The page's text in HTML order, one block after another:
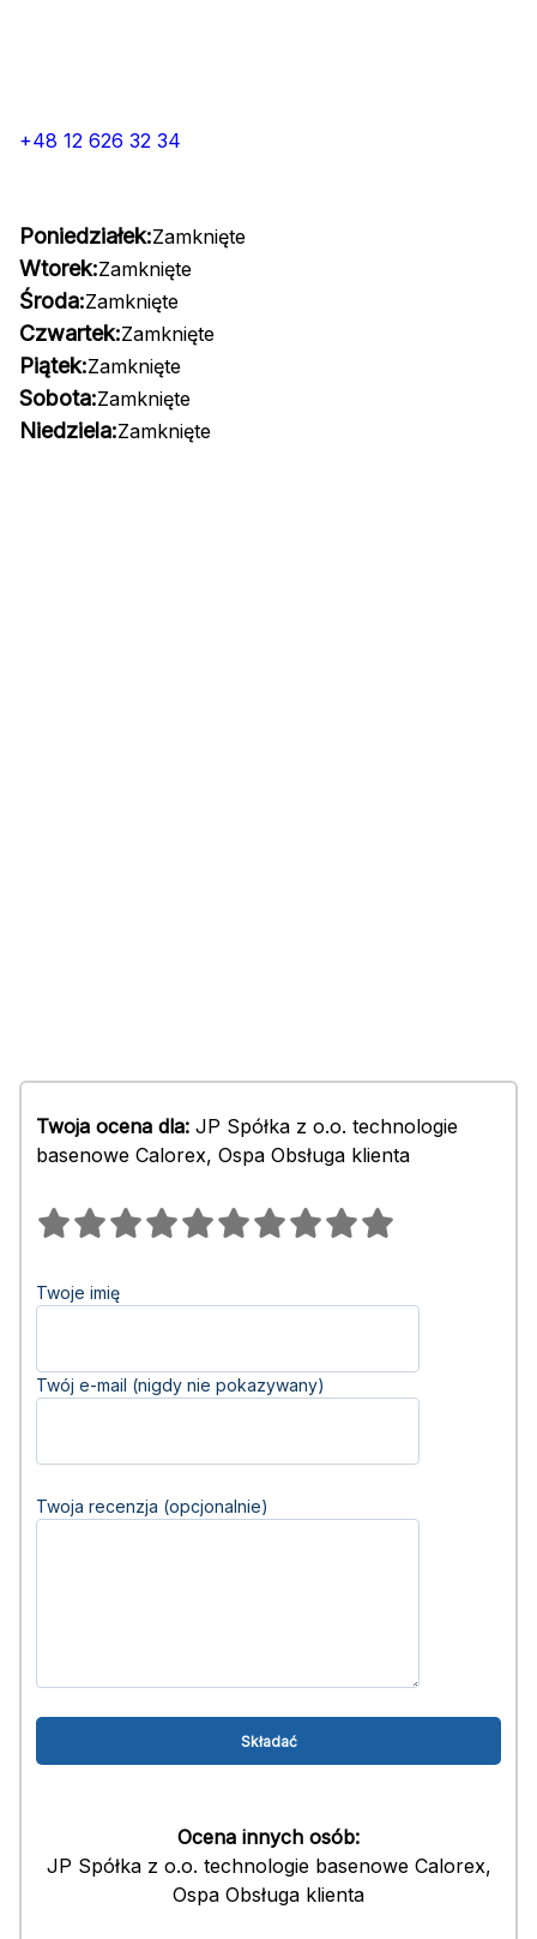
+48 12 626 32 34
Poniedziałek:Zamknięte
Wtorek:Zamknięte
Środa:Zamknięte
Czwartek:Zamknięte
Piątek:Zamknięte
Sobota:Zamknięte
Niedziela:Zamknięte
Twoja ocena dla: JP Spółka z o.o. technologie
basenowe Calorex, Ospa Obsługa klienta
Twoje imię
Twój e-mail (nigdy nie pokazywany)
Twoja recenzja (opcjonalnie)
Ocena innych osób:
JP Spółka z o.o. technologie basenowe Calorex,
Ospa Obsługa klienta